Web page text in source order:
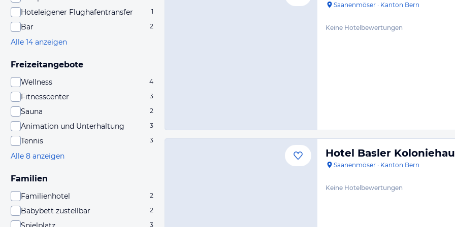
Hoteleigener Flughafentransfer 1
Bar 2
Alle 14 anzeigen
Freizeitangebote
Wellness 4
Fitnesscenter 3
Sauna 2
Animation und Unterhaltung 3
Tennis 3
Alle 8 anzeigen
Familien
Familienhotel 2
Babybett zustellbar 2
3
Saanenmöser · Kanton Bern
Keine Hotelbewertungen
Hotel Basler
Saanenmöser · Kanton Bern
Keine Hotelbewertungen